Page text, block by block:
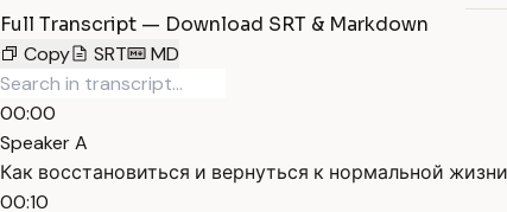
Full Transcript — Download SRT & Markdown
Copy
SRT MD
00:00
Speaker A
Как восстановиться и вернуться к нормальной
00:10